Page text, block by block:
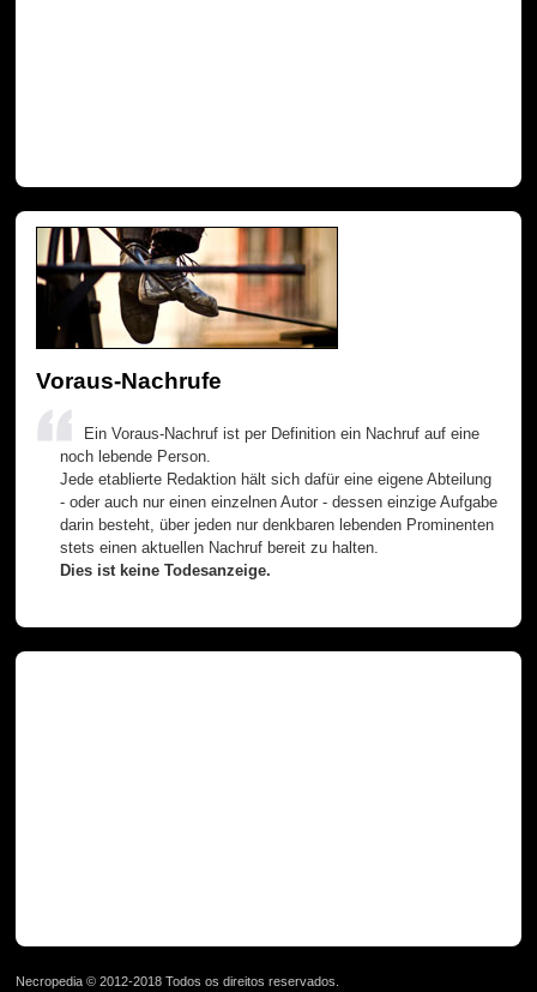
Voraus-Nachrufe
Ein Voraus-Nachruf ist per Definition ein Nachruf auf eine
noch lebende Person.
Jede etablierte Redaktion hält sich dafür eine eigene Abteilung
- oder auch nur einen einzelnen Autor - dessen einzige Aufgabe
darin besteht, über jeden nur denkbaren lebenden Prominenten
stets einen aktuellen Nachruf bereit zu halten.
Dies ist keine Todesanzeige.
Necropedia © 2012-2018 Todos os direitos reservados.